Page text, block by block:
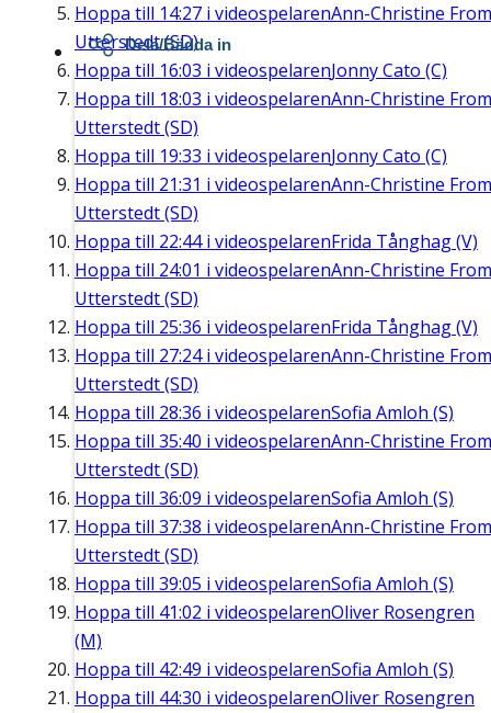
Hoppa till 14:27 i videospelarenAnn-Christine From
Utterstedt (SD)
Hoppa till 16:03 i videospelarenJonny Cato (C)
Hoppa till 18:03 i videospelarenAnn-Christine From
Utterstedt (SD)
Hoppa till 19:33 i videospelarenJonny Cato (C)
Hoppa till 21:31 i videospelarenAnn-Christine From
Utterstedt (SD)
Hoppa till 22:44i videospelarenFrida Tånghag (V)
Hoppa till 24:01 i videospelarenAnn-Christine From
Utterstedt (SD)
Hoppa till 25:36 i videospelarenFrida Tånghag (V)
Hoppa till 27:24i videospelarenAnn-Christine From
Utterstedt (SD)
Hoppa till 28:36 i videospelarenSofia Amloh (S)
Hoppa till 35:40 i videospelarenAnn-Christine From
Utterstedt (SD)
Hoppa till 36:09 i videospelarenSofia Amloh (S)
Hoppa till 37:38 i videospelarenAnn-Christine From
Utterstedt (SD)
Hoppa till 39:05 i videospelarenSofia Amloh (S)
Hoppa till 41:02 i videospelarenOliver Rosengren
(M)
Hoppa till 42:49 i videospelarenSofia Amloh (S)
Hoppa till 44:30 i videospelarenOliver Rosengren
Dela/Bädda in